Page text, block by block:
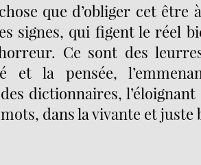
que d’obliger cet être
signes, qui figent le réel
Ce sont des
et la pensée,
dictionnaires,
dans la vivante et juste